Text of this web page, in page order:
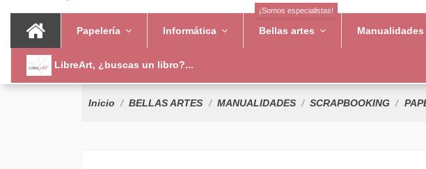
Papelería Informática Bellas artes
¡Somos especialistas!
Manualidades
LibreArt, ¿buscas un libro?...
Inicio BELLAS ARTES MANUALIDADES SCRAPBOOKING